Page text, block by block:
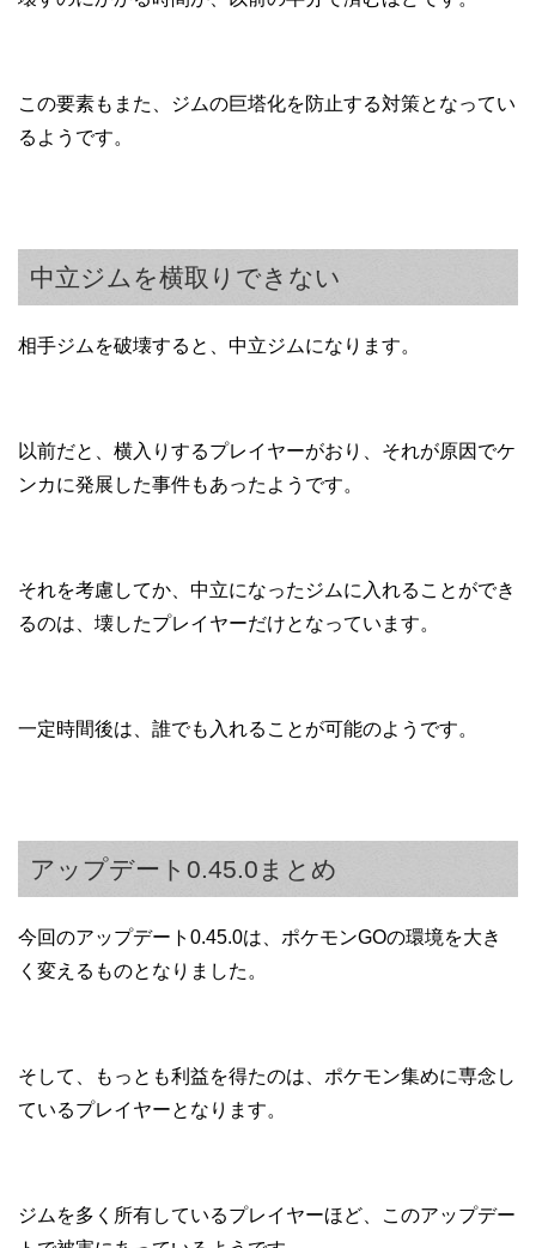
この要素もまた、ジムの巨塔化を防止する対策となってい
るようです。
中立ジムを横取りできない
相手ジムを破壊すると、中立ジムになります。
以前だと、横入りするプレイヤーがおり、それが原因でケ
ンカに発展した事件もあったようです。
それを考慮してか、中立になったジムに入れることができ
るのは、壊したプレイヤーだけとなっています。
一定時間後は、誰でも入れることが可能のようです。
アップデート0.45.0まとめ
今回のアップデート0.45.0は、ポケモンGOの環境を大き
く変えるものとなりました。
そして、もっとも利益を得たのは、ポケモン集めに専念し
ているプレイヤーとなります。
ジムを多く所有しているプレイヤーほど、このアップデー